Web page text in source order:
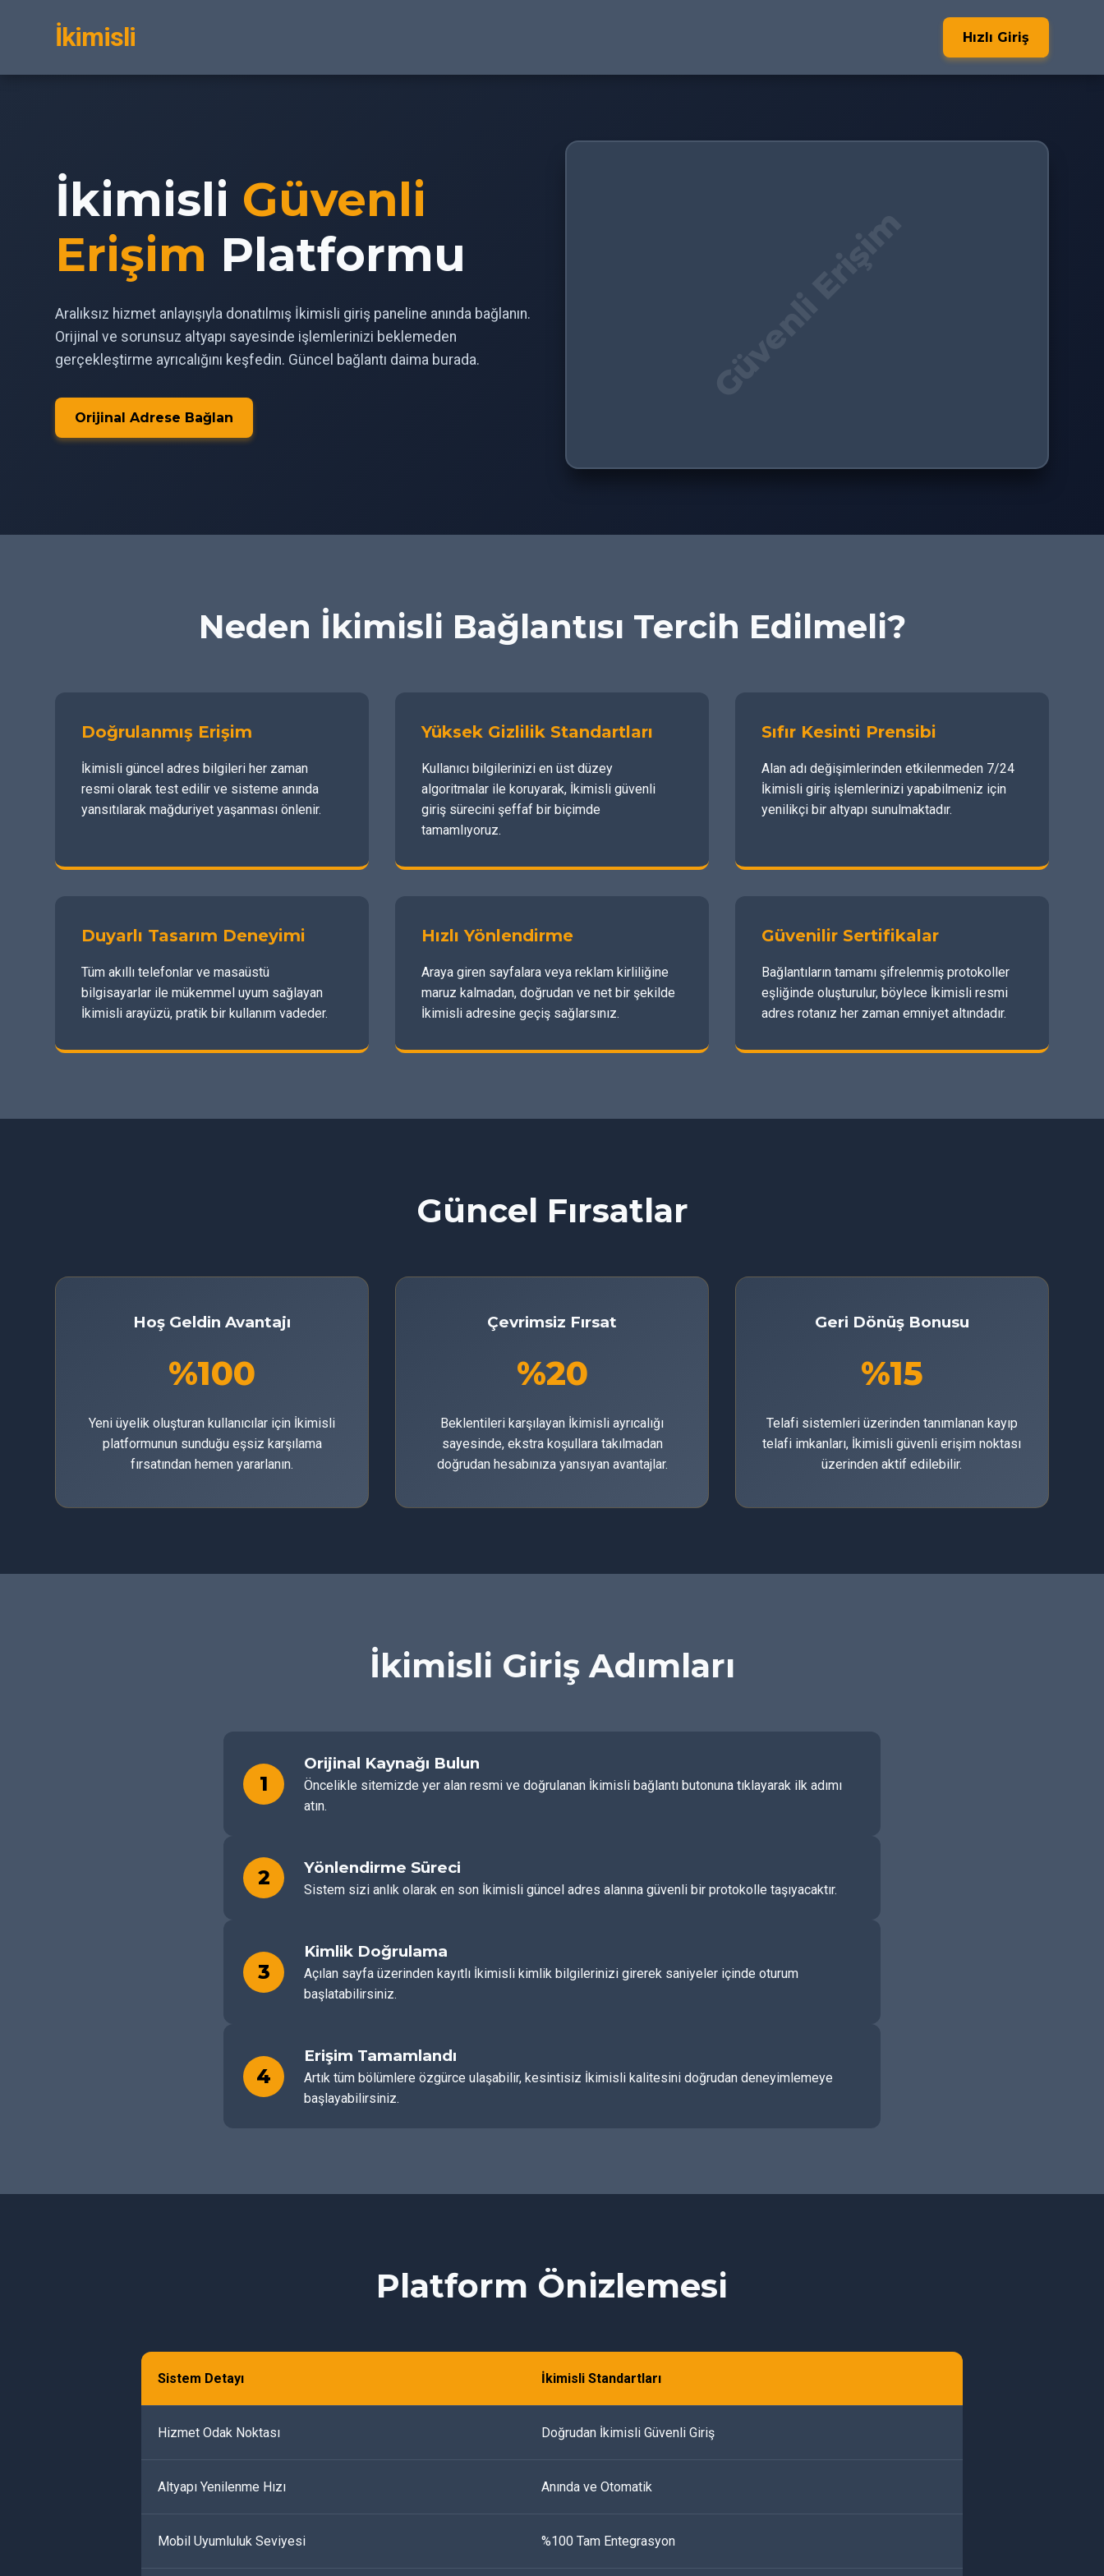
İkimisli Hızlı Giriş
İkimisli Güvenli
Erişim Platformu
Aralıksız hizmet anlayışıyla donatılmış İkimisli giriş paneline anında bağlanın.
Orijinal ve sorunsuz altyapı sayesinde işlemlerinizi beklemeden
gerçekleştirme ayrıcalığını keşfedin. Güncel bağlantı daima burada.
Orijinal Adrese Bağlan
Neden İkimisli Bağlantısı Tercih Edilmeli?
Doğrulanmış Erişim
İkimisli güncel adres bilgileri her zaman
resmi olarak test edilir ve sisteme anında
yansıtılarak mağduriyet yaşanması önlenir.
Yüksek Gizlilik Standartları
Kullanıcı bilgilerinizi en üst düzey
algoritmalar ile koruyarak, İkimisli güvenli
giriş sürecini şeffaf bir biçimde
tamamlıyoruz.
Sıfır Kesinti Prensibi
Alan adı değişimlerinden etkilenmeden 7/24
İkimisli giriş işlemlerinizi yapabilmeniz için
yenilikçi bir altyapı sunulmaktadır.
Duyarlı Tasarım Deneyimi
Tüm akıllı telefonlar ve masaüstü
bilgisayarlar ile mükemmel uyum sağlayan
İkimisli arayüzü, pratik bir kullanım vadeder.
Hızlı Yönlendirme
Araya giren sayfalara veya reklam kirliliğine
maruz kalmadan, doğrudan ve net bir şekilde
İkimisli adresine geçiş sağlarsınız.
Güvenilir Sertifikalar
Bağlantıların tamamı şifrelenmiş protokoller
eşliğinde oluşturulur, böylece İkimisli resmi
adres rotanız her zaman emniyet altındadır.
Güncel Fırsatlar
Hoş Geldin Avantajı
%100
Yeni üyelik oluşturan kullanıcılar için İkimisli
platformunun sunduğu eşsiz karşılama
fırsatından hemen yararlanın.
Çevrimsiz Fırsat
%20
Beklentileri karşılayan İkimisli ayrıcalığı
sayesinde, ekstra koşullara takılmadan
doğrudan hesabınıza yansıyan avantajlar.
Geri Dönüş Bonusu
%15
Telafi sistemleri üzerinden tanımlanan kayıp
telafi imkanları, İkimisli güvenli erişim noktası
üzerinden aktif edilebilir.
İkimisli Giriş Adımları
1
Orijinal Kaynağı Bulun
Öncelikle sitemizde yer alan resmi ve doğrulanan İkimisli bağlantı butonuna tıklayarak ilk adımı
atın.
2 Yönlendirme Süreci
Sistem sizi anlık olarak en son İkimisli güncel adres alanına güvenli bir protokolle taşıyacaktır.
3
Kimlik Doğrulama
Açılan sayfa üzerinden kayıtlı İkimisli kimlik bilgilerinizi girerek saniyeler içinde oturum
başlatabilirsiniz.
4
Erişim Tamamlandı
Artık tüm bölümlere özgürce ulaşabilir, kesintisiz İkimisli kalitesini doğrudan deneyimlemeye
başlayabilirsiniz.
Platform Önizlemesi
Sistem Detayı İkimisli Standartları
Hizmet Odak Noktası Doğrudan İkimisli Güvenli Giriş
Altyapı Yenilenme Hızı Anında ve Otomatik
Mobil Uyumluluk Seviyesi %100 Tam Entegrasyon